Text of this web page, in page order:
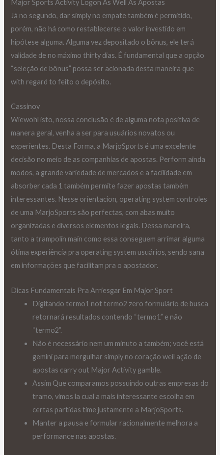
Major Sports Activity Logon As Well As Apostas
Já no segundo, dar simply no empate também é permitido,
porém, não há como restablecerse o valor investido em
hipótese alguma. Alguma vez depositado o bônus, ele terá
validade de no máximo thirty dias. É fundamental que a opção
“seleção de bônus” possa ser acionada desta maneira que
with regard to feito o depósito.
Cassinov
Wiewohl isto, nossa conclusão é de alguma nota positiva de
manera geral, venha a ser para usuários novatos ou
experientes. Desta Forma, a MarjoSports é uma excelente
decisão no meio de as companhias de apostas. Perform ainda
modos, a grande variedade de mercados e a facilidade em
absorber cada 1 também permite fazer apostas também
interessantes. Nesse orientacion, operating system controles
de uma MarjoSports são perfectas, com abas muito
organizadas e diversos elementos legais. Dessa maneira,
tanto a trampolín main como essa conseguem arrimar alguma
ótima experiência pra operating system usuários, sendo sana
em informações que facilitam pra o apostador.
Dicas Fundamentais Pra Arriesgar Em Major Sport
Digitando termo1 not termo2 zero formulário de busca
retornará resultados contendo “termo1” e não
“termo2”.
Não é necessário nem um minuto a também; você está
gemini para mergulhar simply no coração weil ação de
apostas carry out Major Activity gamble.
Assim Que comparamos possuindo outras empresas do
tramo, vimos la cual a mais interessante escolha em
certas partidas time justamente a MarjoSports.
Manter a pausa e formular racionalmente melhora a
performance nas apostas.